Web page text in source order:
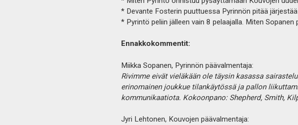
* Devante Fosterin puuttuessa Pyrinnön pitää
* Pyrintö peliin jälleen vain 8 pelaajalla. Miten
Ennakkokommentit:
Miikka Sopanen, Pyrinnön päävalmentaja:
Rivimme eivät vieläkään ole täysin kasassa
erinomainen joukkue tilankäytössä ja pallon
kommunikaatiota. Kokoonpano: Shepherd, Smith,
Jyri Lehtonen, Kouvojen päävalmentaja: